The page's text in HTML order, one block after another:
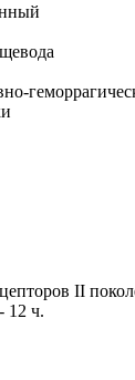
II
12 ч.